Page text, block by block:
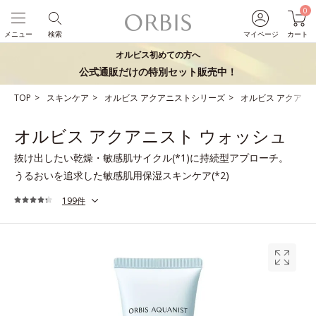
マイページ
0
カート
検索
メニュー
オルビス初めての方へ
公式通販だけの特別セット販売中！
TOP スキンケア オルビス アクアニストシリーズ オルビス アクアニ
オルビス アクアニスト ウォッシュ
抜け出したい乾燥・敏感肌サイクル(*1)に持続型アプローチ。
うるおいを追求した敏感肌用保湿スキンケア(*2)
199件